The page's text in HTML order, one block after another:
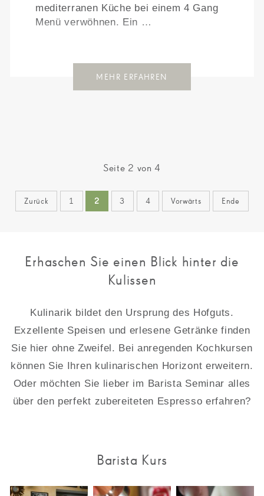
mediterranen Küche bei einem 4 Gang
Menü verwöhnen. Ein …
MEHR ERFAHREN
Seite 2 von 4
Zurück 1 2 3 4 Vorwärts Ende
Erhaschen Sie einen Blick hinter die
Kulissen
Kulinarik bildet den Ursprung des Hofguts.
Exzellente Speisen und erlesene Getränke finden
Sie hier ohne Zweifel. Bei anregenden Kochkursen
können Sie Ihren kulinarischen Horizont erweitern.
Oder möchten Sie lieber im Barista Seminar alles
über den perfekt zubereiteten Espresso erfahren?
Barista Kurs